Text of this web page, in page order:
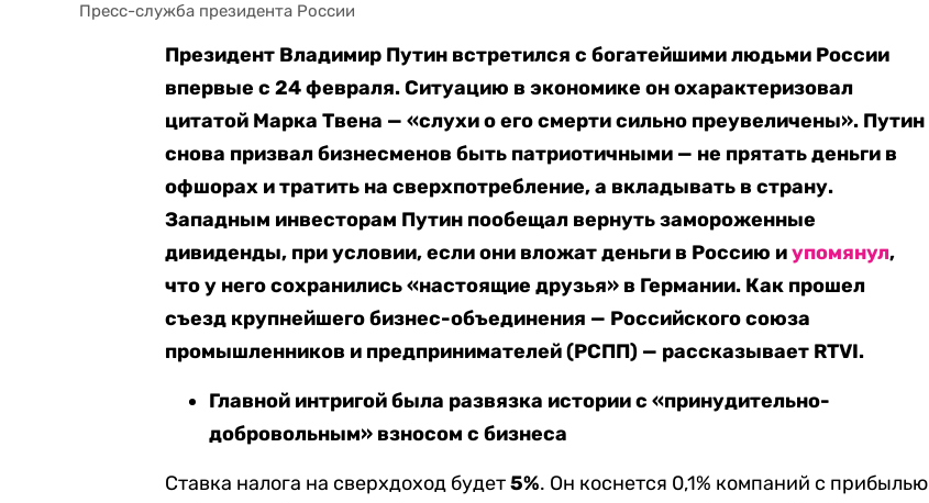
Пресс-служба президента России
Президент Владимир Путин встретился с богатейшими людьми России
впервые с 24 февраля. Ситуацию в экономике он охарактеризовал
цитатой Марка Твена — «слухи о его смерти сильно преувеличены». Путин
снова призвал бизнесменов быть патриотичными — не прятать деньги в
офшорах и тратить на сверхпотребление, а вкладывать в страну.
Западным инвесторам Путин пообещал вернуть замороженные
дивиденды, при условии, если они вложат деньги в Россию иупомянул,
что у него сохранились «настоящие друзья» в Германии. Как прошел
съезд крупнейшего бизнес-объединения — Российского союза
промышленников и предпринимателей (РСПП) — рассказывает RTVI.
Главной интригой была развязка истории с «принудительно-
добровольным» взносом с бизнеса
Ставка налога на сверхдоход будет5%. Он коснется 0,1% компаний с прибылью